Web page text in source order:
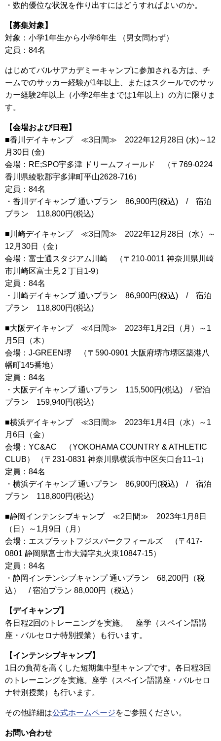
・数的優位な状況を作り出すにはどうすればよいのか。
【募集対象】
対象：小学1年生から小学6年生 （男女問わず）
定員：84名
はじめてバルサアカデミーキャンプに参加される方は、チ
ームでのサッカー経験が1年以上、またはスクールでのサッ
カー経験2年以上（小学2年生までは1年以上）の方に限りま
す。
【会場および日程】
■香川デイキャンプ ≪3日間≫ 2022年12月28日 (水)～12
月30日 (金)
会場：RE;SPO宇多津 ドリームフィールド （〒769-0224
香川県綾歌郡宇多津町平山2628-716）
定員：84名
・香川デイキャンプ 通いプラン 86,900円(税込) / 宿泊
プラン 118,800円(税込)
■川崎デイキャンプ ≪3日間≫ 2022年12月28日（水）～
12月30日（金）
会場：富士通スタジアム川崎 （〒210-0011 神奈川県川崎
市川崎区富士見２丁目1-9）
定員：84名
・川崎デイキャンプ 通いプラン 86,900円(税込) / 宿泊
プラン 118,800円(税込)
■大阪デイキャンプ ≪4日間≫ 2023年1月2日（月）～1
月5日（木）
会場：J-GREEN堺 （〒590-0901 大阪府堺市堺区築港八
幡町145番地）
定員：84名
・大阪デイキャンプ 通いプラン 115,500円(税込) / 宿泊
プラン 159,940円(税込)
■横浜デイキャンプ ≪3日間≫ 2023年1月4日（水）～1
月6日（金）
会場：YC&AC （YOKOHAMA COUNTRY & ATHLETIC
CLUB） （〒231-0831 神奈川県横浜市中区矢口台11−1）
定員：84名
・横浜デイキャンプ 通いプラン 86,900円(税込) / 宿泊
プラン 118,800円(税込)
■静岡インテンシブキャンプ ≪2日間≫ 2023年1月8日
（日）～1月9日（月）
会場：エスプラットフジスパークフィールズ （〒417-
0801 静岡県富士市大淵字丸火東10847-15）
定員：84名
・静岡インテンシブキャンプ 通いプラン 68,200円（税
込） / 宿泊プラン 88,000円（税込）
【デイキャンプ】
各日程2回のトレーニングを実施。 座学（スペイン語講
座・バルセロナ特別授業）も行います。
【インテンシブキャンプ】
1日の負荷を高くした短期集中型キャンプです。各日程3回
のトレーニングを実施。座学（スペイン語講座・バルセロ
ナ特別授業）も行います。
その他詳細は公式ホームページをご参照ください。
お問い合わせ